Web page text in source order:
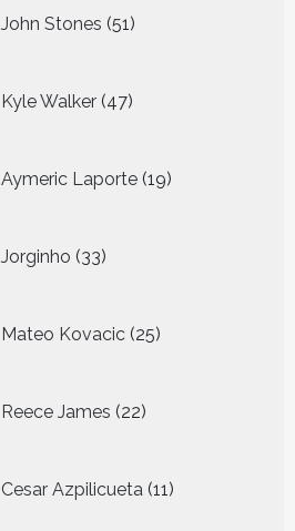
John Stones 51
producten
Kyle Walker 47
producten
Aymeric Laporte 19
producten
Jorginho 33
producten
Mateo Kovacic 25
producten
Reece James 22
producten
Cesar Azpilicueta 11
producten